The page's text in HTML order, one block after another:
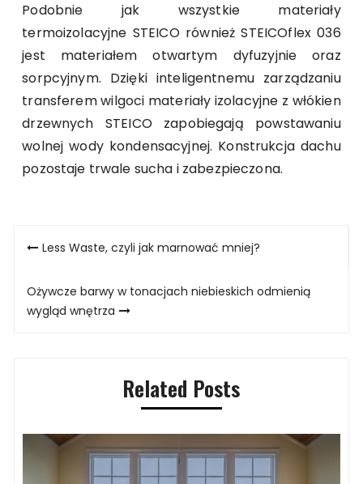
Podobnie jak wszystkie materiały
termoizolacyjne STEICO również STEICOflex 036
jest materiałem otwartym dyfuzyjnie oraz
sorpcyjnym. Dzięki inteligentnemu zarządzaniu
transferem wilgoci materiały izolacyjne z włókien
drzewnych STEICO zapobiegają powstawaniu
wolnej wody kondensacyjnej. Konstrukcja dachu
pozostaje trwale sucha i zabezpieczona.
Nawigacja
Less Waste, czyli jak marnować mniej?
Ożywcze barwy w tonacjach niebieskich odmienią
wygląd wnętrza
Related Posts